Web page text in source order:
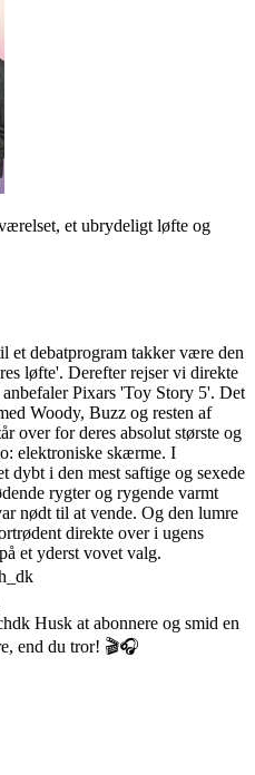
et ubrydeligt løfte og
et debatprogram takker være den
løfte'. Derefter rejser vi direkte
Pixars 'Toy Story 5'. Det
Woody, Buzz og resten af
over for deres absolut største og
elektroniske skærme. I
dybt i den mest saftige og sexede
rygter og rygende varmt
nødt til at vende. Og den lumre
direkte over i ugens
et yderst vovet valg.
Husk at abonnere og smid en
end du tror! 🎬🎧